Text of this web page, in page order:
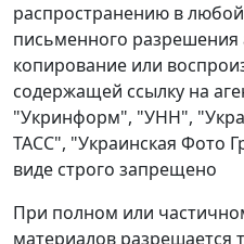
распространению в
письменного разрешения
копирование или
содержащей ссылку на
"Укринформ", "УНН",
ТАСС", "Украинская Фото
виде строго запрещено
При полном или
материалов разрешается